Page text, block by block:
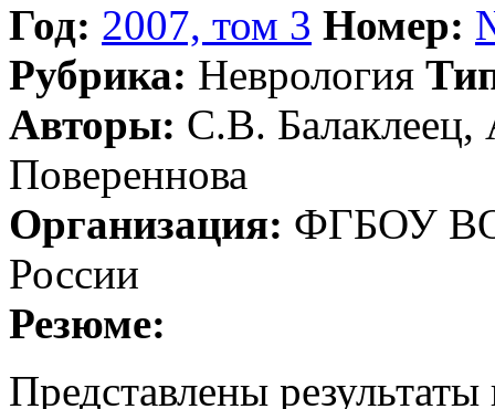
Год: 2007, том 3 Номер:
Рубрика: Неврология
Авторы: С.В.
Повереннова
Организация: ФГБОУ ВО
России
Резюме:
Представлены